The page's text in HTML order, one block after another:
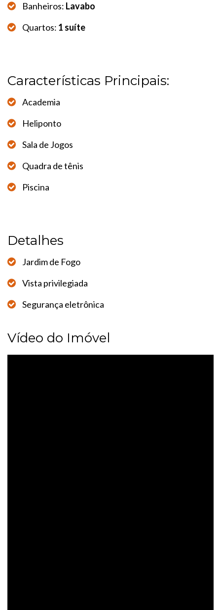
Banheiros: Lavabo
Quartos: 1 suíte
Características Principais:
Academia
Heliponto
Sala de Jogos
Quadra de tênis
Piscina
Detalhes
Jardim de Fogo
Vista privilegiada
Segurança eletrônica
Vídeo do Imóvel